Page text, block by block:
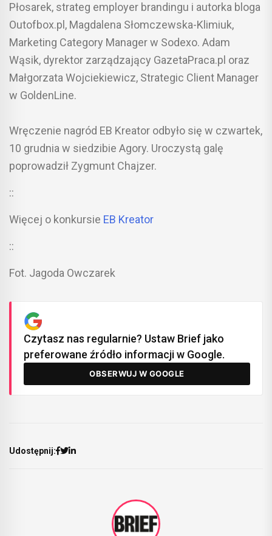
Płosarek, strateg employer brandingu i autorka bloga
Outofbox.pl, Magdalena Słomczewska-Klimiuk,
Marketing Category Manager w Sodexo. Adam
Wąsik, dyrektor zarządzający GazetaPraca.pl oraz
Małgorzata Wojciekiewicz, Strategic Client Manager
w GoldenLine.
Wręczenie nagród EB Kreator odbyło się w czwartek,
10 grudnia w siedzibie Agory. Uroczystą galę
poprowadził Zygmunt Chajzer.
::
Więcej o konkursie EB Kreator
::
Fot. Jagoda Owczarek
Czytasz nas regularnie? Ustaw Brief jako
preferowane źródło informacji w Google.
OBSERWUJ W GOOGLE
Udostępnij: